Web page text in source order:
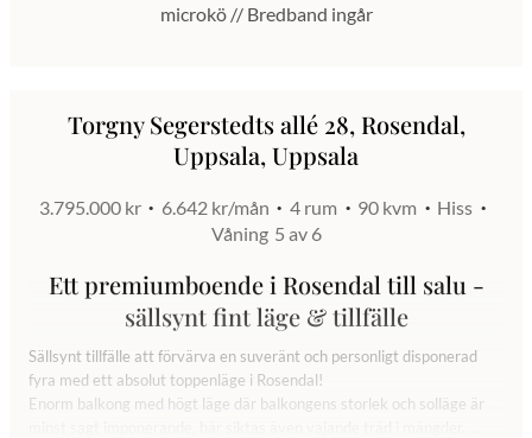
microkö // Bredband ingår
Torgny Segerstedts allé 28, Rosendal,
Uppsala, Uppsala
3.795.000 kr 6.642 kr/mån 4 rum 90 kvm
Hiss
Våning 5 av 6
Ett premiumboende i Rosendal till salu -
sällsynt fint läge & tillfälle
Sällsynt tillfälle att förvärva en suveränt och personligt disponerad
fyra med ett absolut toppenläge i Rosendal!
Enorm balkong med högt läge där balkongens storlek och solläge är